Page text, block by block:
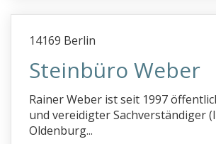
14169 Berlin
Steinbüro Weber
Rainer Weber ist seit 1997
und vereidigter Sachverständiger
Oldenburg...